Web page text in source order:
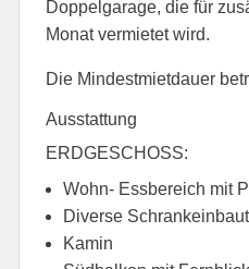
Doppelgarage, die für
Monat vermietet wird.
Die Mindestmietdauer
Ausstattung
ERDGESCHOSS:
Wohn- Essbereich mit
Diverse
Kamin